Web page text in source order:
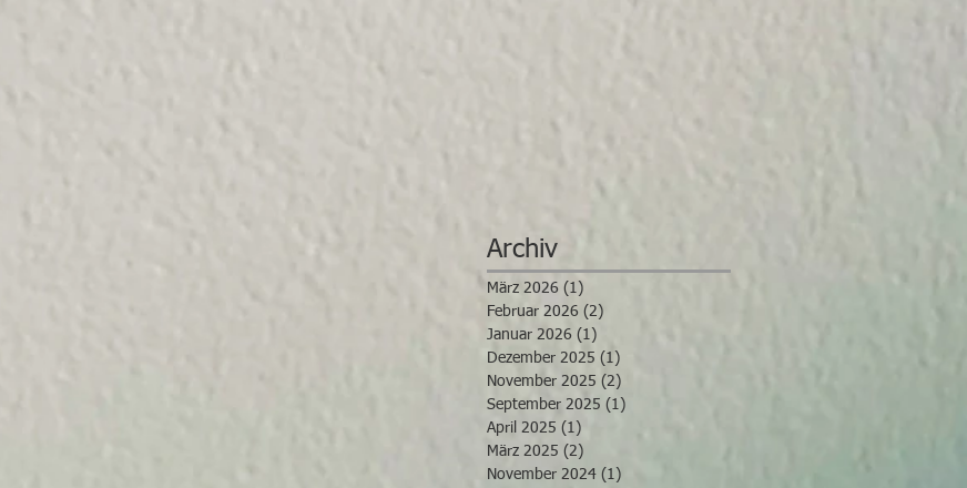
Archiv
März 2026 (1)
Februar 2026 (2)
Januar 2026 (1)
Dezember 2025 (1)
November 2025 (2)
September 2025 (1)
April 2025 (1)
März 2025 (2)
November 2024 (1)